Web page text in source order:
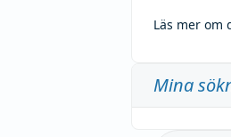
Läs mer om
Mina